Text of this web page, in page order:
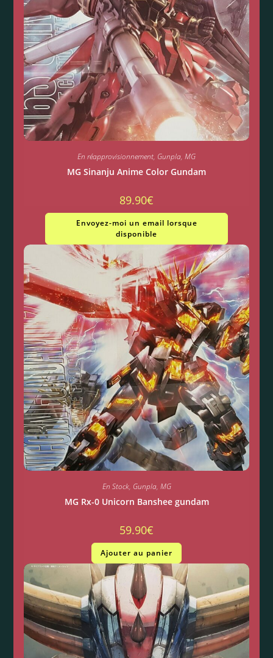
En réapprovisionnement, Gunpla, MG
MG Sinanju Anime Color Gundam
89.90€
Envoyez-moi un email lorsque
disponible
En Stock, Gunpla, MG
MG Rx-0 Unicorn Banshee gundam
59.90€
Ajouter au panier